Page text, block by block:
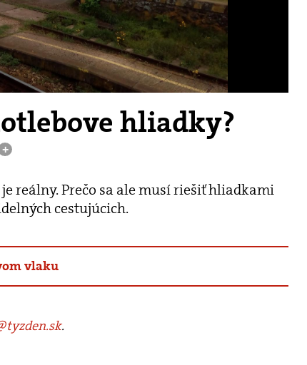
Video
hliadky?
+
reálny. Prečo sa ale musí riešiť hliadkami
cestujúcich.
vlaku
.